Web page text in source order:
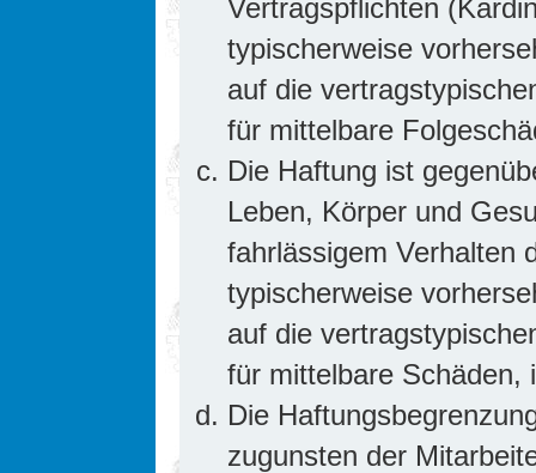
Vertragspflichten
typischerweise
auf die
für mittelbare
Die Haftung ist
Leben, Körper und
fahrlässigem Verhalten
typischerweise
auf die
für mittelbare Schäden,
Die
zugunsten der